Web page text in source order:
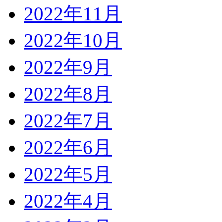
2022年11月
2022年10月
2022年9月
2022年8月
2022年7月
2022年6月
2022年5月
2022年4月